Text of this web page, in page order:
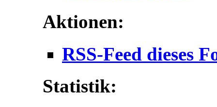
Aktionen:
RSS-Feed dieses
Statistik: